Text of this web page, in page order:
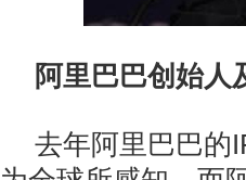
阿里巴巴创始人
去年阿里巴巴的